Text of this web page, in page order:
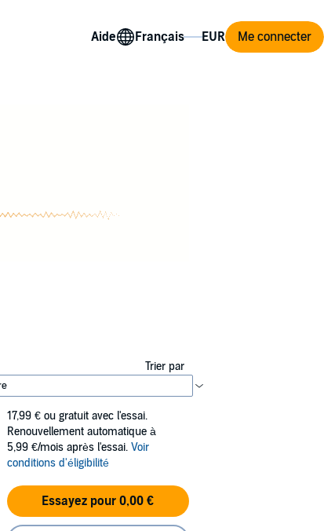
Aide Me connecter
Trier par
17,99 € ou gratuit avec l'essai.
Renouvellement automatique à
5,99 €/mois après l'essai. Voir
conditions d'éligibilité
Essayez pour 0,00 €